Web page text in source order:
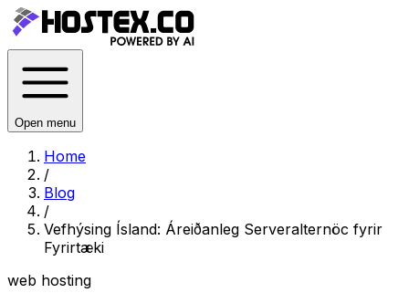
Open menu
Home
/
Blog
/
Vefhýsing Ísland: Áreiðanleg Serveralternöc fyrir
Fyrirtæki
web hosting